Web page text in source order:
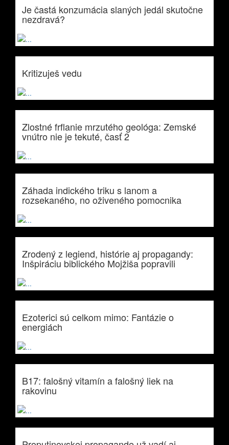
Je častá konzumácia slaných jedál skutočne
nezdravá?
Kritizuješ vedu
Zlostné frflanie mrzutého geológa: Zemské
vnútro nie je tekuté, časť 2
Záhada indického triku s lanom a
rozsekaného, no oživeného pomocnika
Zrodený z legiend, histórie aj propagandy:
Inšpiráciu biblického Mojžiša popravili
Ezoterici sú celkom mimo: Fantázie o
energiách
B17: falošný vitamín a falošný liek na
rakovinu